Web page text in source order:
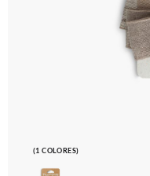
(1 COLORES)